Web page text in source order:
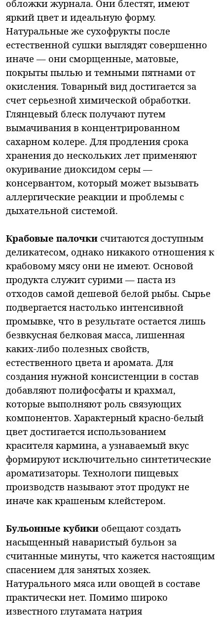
обложки журнала. Они блестят, имеют
яркий цвет и идеальную форму.
Натуральные же сухофрукты после
естественной сушки выглядят совершенно
иначе — они сморщенные, матовые,
покрыты пылью и темными пятнами от
окисления. Товарный вид достигается за
счет серьезной химической обработки.
Глянцевый блеск получают путем
вымачивания в концентрированном
сахарном колере. Для продления срока
хранения до нескольких лет применяют
окуривание диоксидом серы —
консервантом, который может вызывать
аллергические реакции и проблемы с
дыхательной системой.
Крабовые палочки считаются доступным
деликатесом, однако никакого отношения к
крабовому мясу они не имеют. Основой
продукта служит сурими — паста из
отходов самой дешевой белой рыбы. Сырье
подвергается настолько интенсивной
промывке, что в результате остается лишь
безвкусная белковая масса, лишенная
каких-либо полезных свойств,
естественного цвета и аромата. Для
создания нужной консистенции в состав
добавляют полифосфаты и крахмал,
которые выполняют роль связующих
компонентов. Характерный красно-белый
цвет достигается использованием
красителя кармина, а узнаваемый вкус
формируют исключительно синтетические
ароматизаторы. Технологи пищевых
производств называют этот продукт не
иначе как крашеным клейстером.
Бульонные кубики обещают создать
насыщенный наваристый бульон за
считанные минуты, что кажется настоящим
спасением для занятых хозяек.
Натурального мяса или овощей в составе
практически нет. Помимо широко
известного глутамата натрия